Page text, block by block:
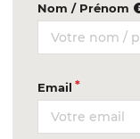
Nom / Prénom
Email